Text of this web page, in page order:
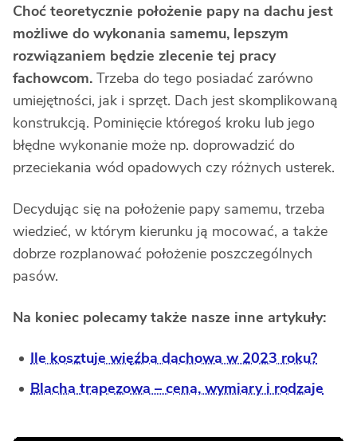
Choć teoretycznie położenie papy na dachu jest
możliwe do wykonania samemu, lepszym
rozwiązaniem będzie zlecenie tej pracy
fachowcom. Trzeba do tego posiadać zarówno
umiejętności, jak i sprzęt. Dach jest skomplikowaną
konstrukcją. Pominięcie któregoś kroku lub jego
błędne wykonanie może np. doprowadzić do
przeciekania wód opadowych czy różnych usterek.
Decydując się na położenie papy samemu, trzeba
wiedzieć, w którym kierunku ją mocować, a także
dobrze rozplanować położenie poszczególnych
pasów.
Na koniec polecamy także nasze inne artykuły:
Ile kosztuje więźba dachowa w 2023 roku?
Blacha trapezowa – cena, wymiary i rodzaje